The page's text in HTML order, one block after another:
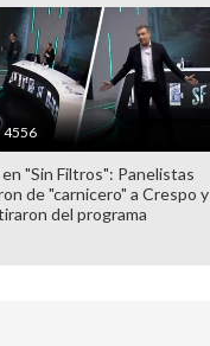
4556
"Sin Filtros": Panelistas
de "carnicero" a Crespo y
del programa